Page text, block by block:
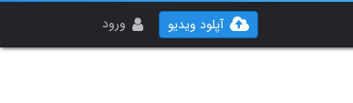
ورود آپلود ویدیو